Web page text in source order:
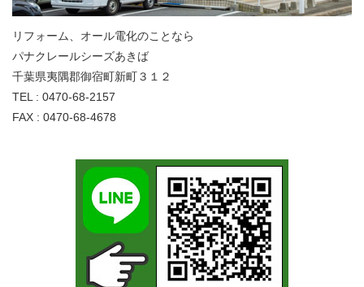
リフォーム、オール電化のことなら
パナクレールシーズあきば
千葉県夷隅郡御宿町新町３１２
TEL : 0470-68-2157
FAX : 0470-68-4678